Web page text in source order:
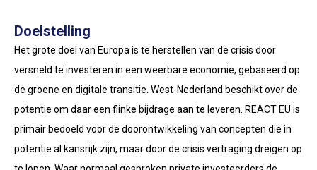
Doelstelling
Het grote doel van Europa is te herstellen van de crisis door
versneld te investeren in een weerbare economie, gebaseerd op
de groene en digitale transitie. West-Nederland beschikt over de
potentie om daar een flinke bijdrage aan te leveren. REACT EU is
primair bedoeld voor de doorontwikkeling van concepten die in
potentie al kansrijk zijn, maar door de crisis vertraging dreigen op